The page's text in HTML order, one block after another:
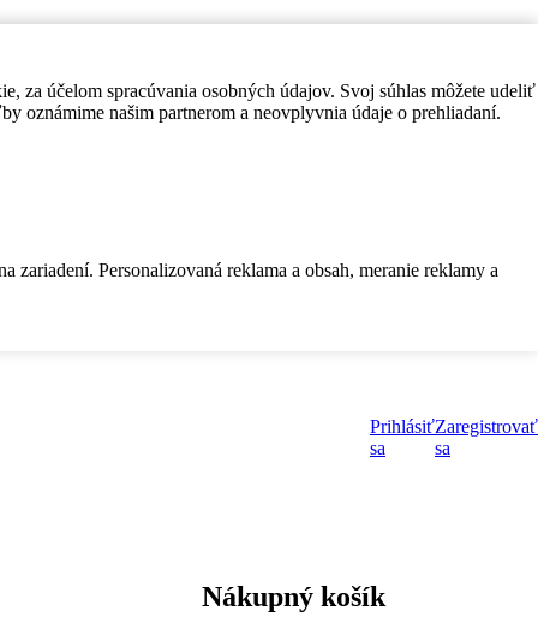
za účelom spracúvania osobných údajov. Svoj súhlas môžete udeliť
oznámime našim partnerom a neovplyvnia údaje o prehliadaní.
Personalizovaná reklama a obsah, meranie reklamy a
Prihlásiť
sa
Zaregistrovať
sa
Nákupný košík